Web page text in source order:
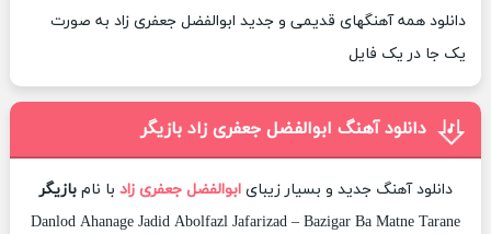
دانلود همه آهنگهای قدیمی و جدید ابوالفضل جعفری زاد به صورت
یک جا در یک فایل
دانلود آهنگ ابوالفضل جعفری زاد بازیگر
دانلود آهنگ جدید و بسیار زیبایابوالفضل جعفری زاد با نامبازیگر
Danlod Ahanage Jadid Abolfazl Jafarizad – Bazigar Ba Matne Tarane